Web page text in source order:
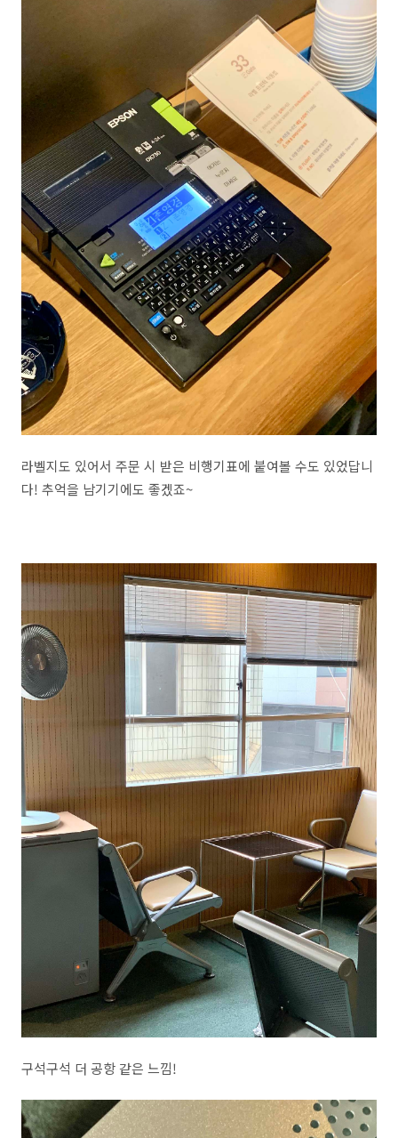
라벨지도 있어서 주문 시 받은 비행기표에 붙여볼 수도 있었답니
다! 추억을 남기기에도 좋겠죠~
구석구석 더 공항 같은 느낌!